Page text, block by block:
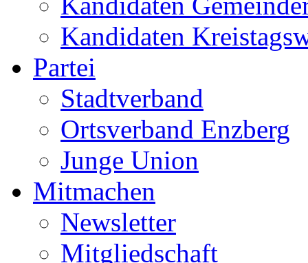
Kandidaten
Partei
Stadtverband
Ortsverband Enzberg
Junge Union
Mitmachen
Newsletter
Mitgliedschaft